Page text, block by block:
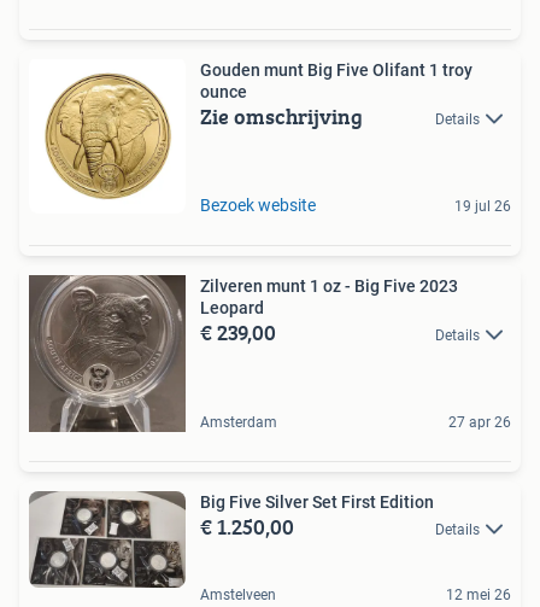
Gouden munt Big Five Olifant 1 troy
ounce
Zie omschrijving Details
Bezoek website 19 jul 26
Zilveren munt 1 oz - Big Five 2023
Leopard
€ 239,00 Details
Amsterdam 27 apr 26
Big Five Silver Set First Edition
€ 1.250,00 Details
Amstelveen 12 mei 26